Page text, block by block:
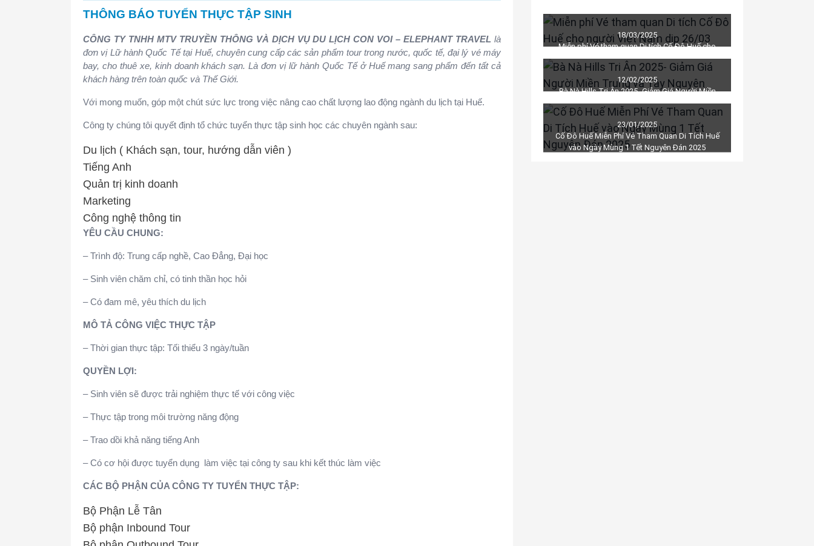
THÔNG BÁO TUYỂN THỰC TẬP SINH
CÔNG TY TNHH MTV TRUYỀN THÔNG VÀ DỊCH VỤ DU LỊCH CON VOI – ELEPHANT TRAVEL là
đơn vị Lữ hành Quốc Tế tại Huế, chuyên cung cấp các sản phẩm tour trong nước, quốc tế, đại lý vé máy
bay, cho thuê xe, kinh doanh khách sạn. Là đơn vị lữ hành Quốc Tế ở Huế mang sang phẩm đến tất cả
khách hàng trên toàn quốc và Thế Giới.
Với mong muốn, góp một chút sức lực trong việc nâng cao chất lượng lao động ngành du lịch tại Huế.
Công ty chúng tôi quyết định tổ chức tuyển thực tập sinh học các chuyên ngành sau:
Du lịch ( Khách sạn, tour, hướng dẫn viên )
Tiếng Anh
Quản trị kinh doanh
Marketing
Công nghệ thông tin
YÊU CẦU CHUNG:
– Trình độ: Trung cấp nghề, Cao Đẳng, Đại học
– Sinh viên chăm chỉ, có tinh thần học hỏi
– Có đam mê, yêu thích du lịch
MÔ TẢ CÔNG VIỆC THỰC TẬP
– Thời gian thực tập: Tối thiểu 3 ngày/tuần
QUYỀN LỢI:
– Sinh viên sẽ được trải nghiệm thực tế với công việc
– Thực tập trong môi trường năng động
– Trao dồi khả năng tiếng Anh
– Có cơ hội được tuyển dụng làm việc tại công ty sau khi kết thúc làm việc
CÁC BỘ PHẬN CỦA CÔNG TY TUYỂN THỰC TẬP:
Bộ Phận Lễ Tân
Bộ phận Inbound Tour
18/03/2025
Miễn phí Vé tham quan Di tích Cố Đô Huế cho
người Việt Nam dịp 26/03
12/02/2025
Bà Nà Hills Tri Ân 2025- Giảm Giá Người Miền
Trung và Tây Nguyên
23/01/2025
Cố Đô Huế Miễn Phí Vé Tham Quan Di Tích Huế
vào Ngày Mùng 1 Tết Nguyên Đán 2025